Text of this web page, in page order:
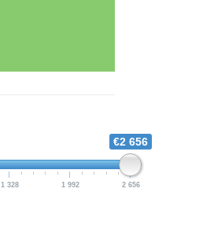
€2 656
1 328 1 992 2 656